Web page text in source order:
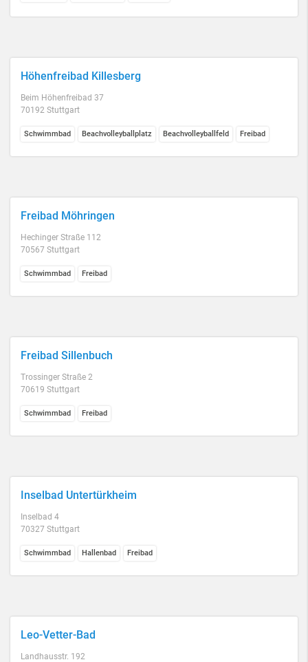
Höhenfreibad Killesberg
Beim Höhenfreibad 37
70192 Stuttgart
Schwimmbad Beachvolleyballplatz Beachvolleyballfeld Freibad
Freibad Möhringen
Hechinger Straße 112
70567 Stuttgart
Schwimmbad Freibad
Freibad Sillenbuch
Trossinger Straße 2
70619 Stuttgart
Schwimmbad Freibad
Inselbad Untertürkheim
Inselbad 4
70327 Stuttgart
Schwimmbad Hallenbad Freibad
Leo-Vetter-Bad
Landhausstr. 192